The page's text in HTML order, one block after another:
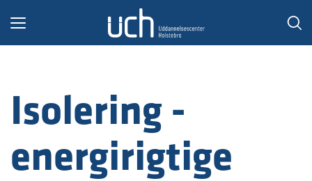
Toggle
Isolering -
energirigtige